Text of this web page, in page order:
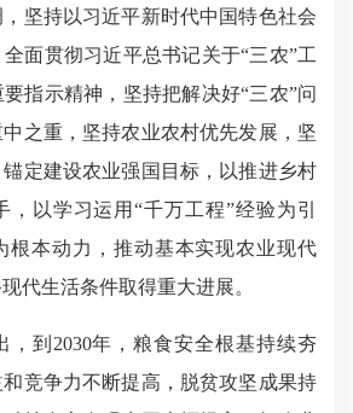
持以习近平新时代中国特色社会
面贯彻习近平总书记关于“三农”工
指示精神，坚持把解决好“三农”问
之重，坚持农业农村优先发展，坚
定建设农业强国目标，以推进乡村
以学习运用“千万工程”经验为引
根本动力，推动基本实现农业现代
代生活条件取得重大进展。
到2030年，粮食安全根基持续夯
竞争力不断提高，脱贫攻坚成果持